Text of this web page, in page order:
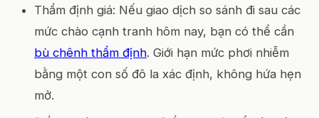
Thẩm định giá: Nếu giao dịch so sánh đi sau các
mức chào cạnh tranh hôm nay, bạn có thể cần
bù chênh thẩm định. Giới hạn mức phơi nhiễm
bằng một con số đô la xác định, không hứa hẹn
mở.